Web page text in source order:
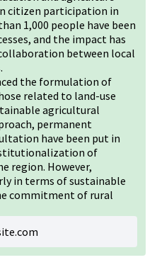
citizen participation in
1,000 people have been
and the impact has
between local
the formulation of
related to land-use
agricultural
permanent
have been put in
of
region. However,
in terms of sustainable
commitment of rural